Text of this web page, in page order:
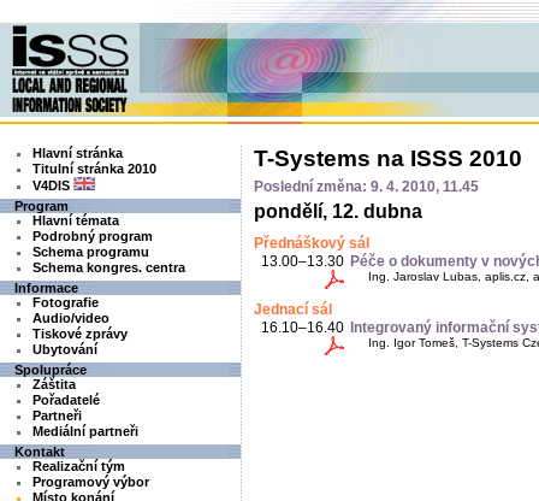
Hlavní stránka
Titulní stránka 2010
V4DIS
Program
Hlavní témata
Podrobný program
Schema programu
Schema kongres. centra
Informace
Fotografie
Audio/video
Tiskové zprávy
Ubytování
Spolupráce
Záštita
Pořadatelé
Partneři
Mediální partneři
Kontakt
Realizační tým
Programový výbor
Místo konání
T-Systems na ISSS 2010
Poslední změna: 9. 4. 2010, 11.45
pondělí, 12. dubna
Přednáškový sál
13.00–13.30 Péče o dokumenty v
Ing. Jaroslav Lubas, aplis.cz,
Jednací sál
16.10–16.40 Integrovaný informační
Ing. Igor Tomeš, T-Systems